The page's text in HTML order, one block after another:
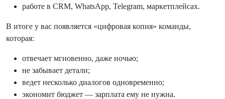
работе в CRM, WhatsApp, Telegram, маркетплейсах.
В итоге у вас появляется «цифровая копия» команды,
которая:
отвечает мгновенно, даже ночью;
не забывает детали;
ведет несколько диалогов одновременно;
экономит бюджет — зарплата ему не нужна.